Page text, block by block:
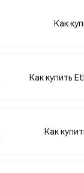
Как
Как купить
Как